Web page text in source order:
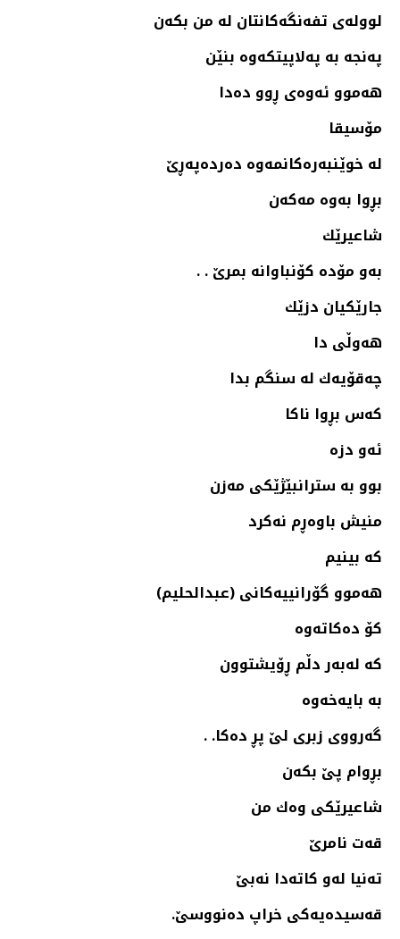
لووله‌ی تفه‌نگه‌كانتان له‌ من بكه‌ن
په‌نجه‌ به‌ په‌لاپیتكه‌وه‌ بنێن
هه‌موو ئه‌وه‌ی ڕوو ده‌دا
مۆسیقا
له‌ خوێنبه‌ره‌كانمه‌وه‌ ده‌رده‌په‌ڕێ‌
بڕوا به‌وه‌ مه‌كه‌ن
شاعیرێك
به‌و مۆده‌ كۆنباوانه بمرێ . .
جارێكیان دزێك
هه‌وڵی دا
چه‌قۆیه‌ك له‌ سنگم بدا
كه‌س بڕوا ناكا
ئه‌و دزه‌
بوو به‌ سترانبێژێكی مه‌زن
منیش باوه‌ڕم نه‌كرد
كه‌ بینیم
هه‌موو گۆرانییه‌كانی (عبدالحلیم)
كۆ ده‌كاته‌وه‌
كه‌ له‌به‌ر دڵم ڕۆیشتوون
به‌ بایه‌خه‌وه‌
گه‌رووی زبری لێ پڕ ده‌كا. .
بڕوام پێ بكه‌ن
شاعیرێكی وه‌ك من
قه‌ت نامرێ
ته‌نیا له‌و كاته‌دا نه‌بێ
قه‌سیده‌یه‌كی خراپ ده‌نووسێ.